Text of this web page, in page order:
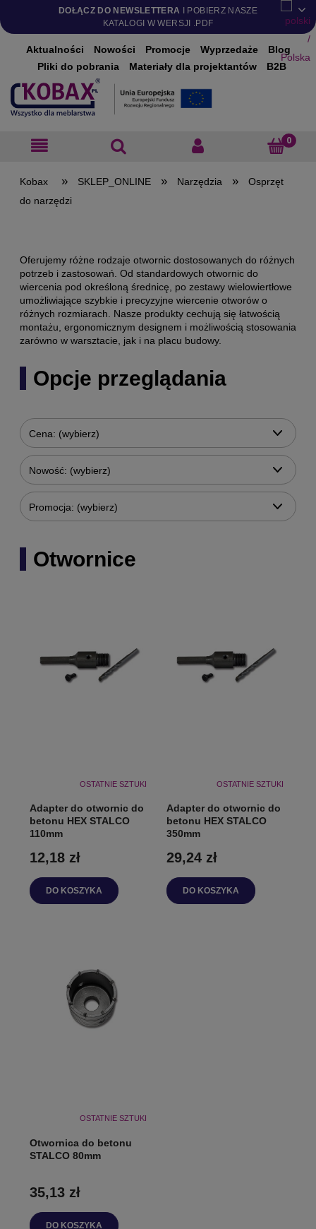
DOŁĄCZ DO NEWSLETTERA I POBIERZ NASZE
KATALOGI W WERSJI .PDF
Aktualności Nowości Promocje Wyprzedaże
Blog
Pliki do pobrania
Materiały dla projektantów B2B
» SKLEP_ONLINE » Narzędzia »
Osprzęt
do narzędzi
Oferujemy różne rodzaje otwornic dostosowanych do różnych
potrzeb i zastosowań. Od standardowych otwornic do
wiercenia pod określoną średnicę, po zestawy wielowiertłowe
umożliwiające szybkie i precyzyjne wiercenie otworów o
różnych rozmiarach. Nasze produkty cechują się łatwością
montażu, ergonomicznym designem i możliwością stosowania
zarówno w warsztacie, jak i na placu budowy.
Opcje przeglądania
Cena: (wybierz)
Nowość: (wybierz)
Promocja: (wybierz)
Otwornice
OSTATNIE SZTUKI
Adapter do otwornic do
betonu HEX STALCO
110mm
12,18 zł
DO KOSZYKA
OSTATNIE SZTUKI
Adapter do otwornic do
betonu HEX STALCO
350mm
29,24 zł
DO KOSZYKA
OSTATNIE SZTUKI
Otwornica do betonu
STALCO 80mm
35,13 zł
DO KOSZYKA